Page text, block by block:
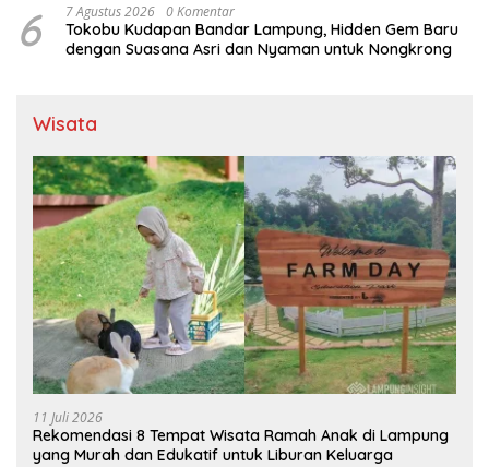
6 7 Agustus 2026 0 Komentar
Tokobu Kudapan Bandar Lampung, Hidden Gem Baru
dengan Suasana Asri dan Nyaman untuk Nongkrong
Wisata
11 Juli 2026
Rekomendasi 8 Tempat Wisata Ramah Anak di Lampung
yang Murah dan Edukatif untuk Liburan Keluarga